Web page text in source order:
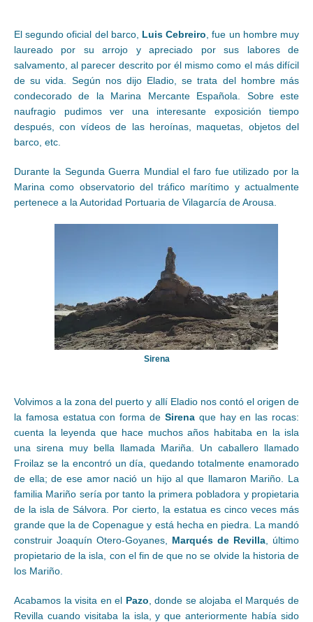
El segundo oficial del barco, Luis Cebreiro , fue un hombre muy
laureado por su arrojo y apreciado por sus labores de
salvamento, al parecer descrito por él mismo como el más difícil
de su vida. Según nos dijo Eladio, se trata del hombre más
condecorado de la Marina Mercante Española. Sobre este
naufragio pudimos ver una interesante exposición tiempo
después, con vídeos de las heroínas, maquetas, objetos del
barco, etc.
Durante la Segunda Guerra Mundial el faro fue utilizado por la
Marina como observatorio del tráfico marítimo y actualmente
pertenece a la Autoridad Portuaria de Vilagarcía de Arousa.
Sirena
Volvimos a la zona del puerto y allí Eladio nos contó el origen de
la famosa estatua con forma de Sirenaque hay en las rocas:
cuenta la leyenda que hace muchos años habitaba en la isla
una sirena muy bella llamada Mariña. Un caballero llamado
Froilaz se la encontró un día, quedando totalmente enamorado
de ella; de ese amor nació un hijo al que llamaron Mariño. La
familia Mariño sería por tanto la primera pobladora y propietaria
de la isla de Sálvora. Por cierto, la estatua es cinco veces más
grande que la de Copenague y está hecha en piedra. La mandó
construir Joaquín Otero-Goyanes, Marqués de Revilla , último
propietario de la isla, con el fin de que no se olvide la historia de
los Mariño.
Acabamos la visita en el Pazo , donde se alojaba el Marqués de
Revilla cuando visitaba la isla, y que anteriormente había sido